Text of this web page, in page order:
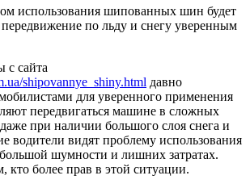
использования шипованных шин будет
по льду и снегу уверенным
сайта
shipovannye_shiny.html давно
для уверенного применения
передвигаться машине в сложных
при наличии большого слоя снега и
водители видят проблему использования
шумности и лишних затратах.
кто более прав в этой ситуации.